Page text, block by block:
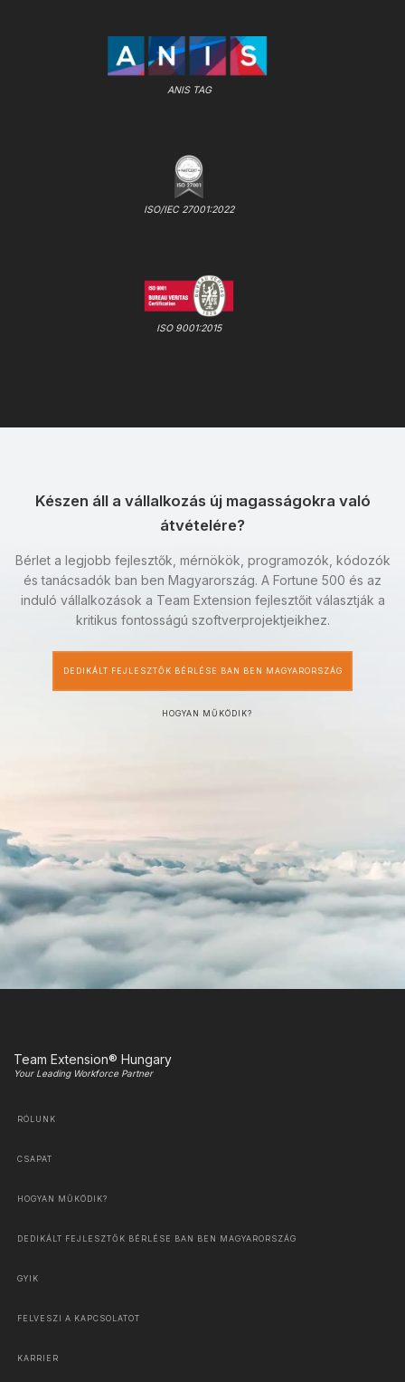
ANIS TAG
ISO/IEC 27001:2022
ISO 9001:2015
Készen áll a vállalkozás új magasságokra való
átvételére?
Bérlet a legjobb fejlesztők, mérnökök, programozók, kódozók
és tanácsadók ban ben Magyarország. A Fortune 500 és az
induló vállalkozások a Team Extension fejlesztőit választják a
kritikus fontosságú szoftverprojektjeikhez.
DEDIKÁLT FEJLESZTŐK BÉRLÉSE BAN BEN MAGYARORSZÁG
HOGYAN MŰKÖDIK?
Team Extension® Hungary
Your Leading Workforce Partner
RÓLUNK
CSAPAT
HOGYAN MŰKÖDIK?
DEDIKÁLT FEJLESZTŐK BÉRLÉSE BAN BEN MAGYARORSZÁG
GYIK
FELVESZI A KAPCSOLATOT
KARRIER